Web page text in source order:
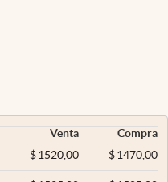
Venta
Compra
$ 1520,00 $1470,00